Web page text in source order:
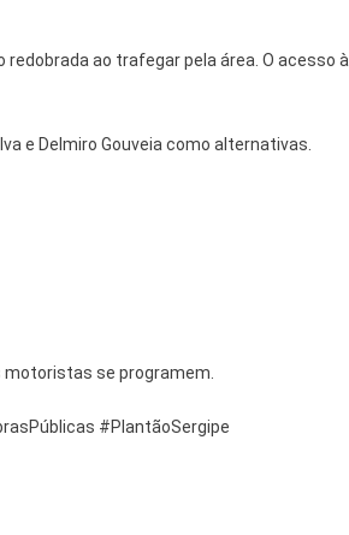
ao trafegar pela área. O acesso à
e Delmiro Gouveia como alternativas.
se programem.
#PlantãoSergipe